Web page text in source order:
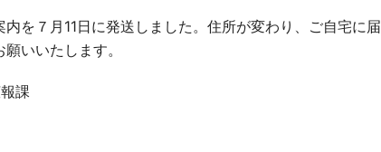
を７月11日に発送しました。住所が変わり、ご自宅に届
いいたします。
課